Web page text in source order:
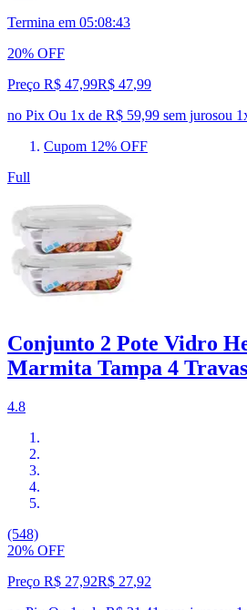
Termina em 05:08:41
20% OFF
Preço R$ 47,99R$ 47,99
no Pix Ou 1x de R$ 59,99 sem jurosou 1
Cupom 12% OFF
Full
Conjunto 2 Pote Vidro
Marmita Tampa 4
4.8
(548)
20% OFF
Preço R$ 27,92R$ 27,92